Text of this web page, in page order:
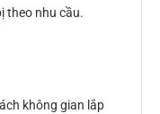
theo nhu cầu.
không gian lắp